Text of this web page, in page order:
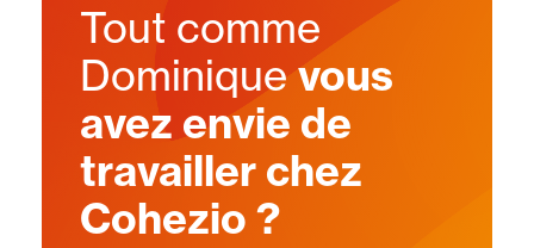
Tout comme
Dominiquevous
avez envie de
travailler chez
Cohezio ?